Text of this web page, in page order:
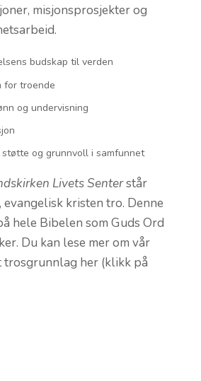
misjonsprosjekter og
budskap til verden
for troende
og undervisning
støtte og grunnvoll i samfunnet
Livets Senterstår
evangelisk kristen tro. Denne
hele Bibelen som Guds Ord
Du kan lese mer om vår
her (klikk på